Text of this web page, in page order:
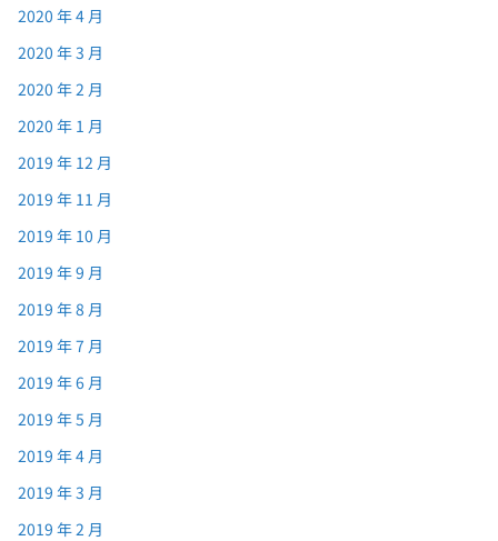
2020 年 4 月
2020 年 3 月
2020 年 2 月
2020 年 1 月
2019 年 12 月
2019 年 11 月
2019 年 10 月
2019 年 9 月
2019 年 8 月
2019 年 7 月
2019 年 6 月
2019 年 5 月
2019 年 4 月
2019 年 3 月
2019 年 2 月